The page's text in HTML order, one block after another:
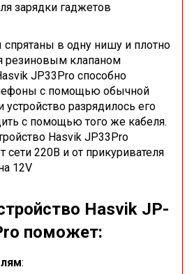
зарядки гаджетов
в одну нишу и плотно
резиновым клапаном
JP33Pro способно
с помощью обычной
устройство разрядилось его
с помощью того же кабеля.
Hasvik JP33Pro
сети 220В и от прикуривателя
12V
Hasvik JP-
поможет:
: